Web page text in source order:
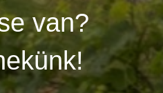
van?